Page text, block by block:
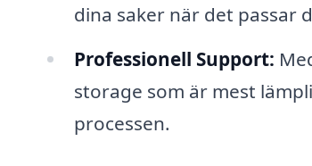
dina saker när det passar
Professionell Support:
storage som är mest
processen.